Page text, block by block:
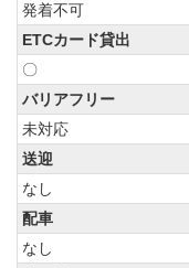
発着不可
ETCカード貸出
〇
バリアフリー
未対応
送迎
なし
配車
なし